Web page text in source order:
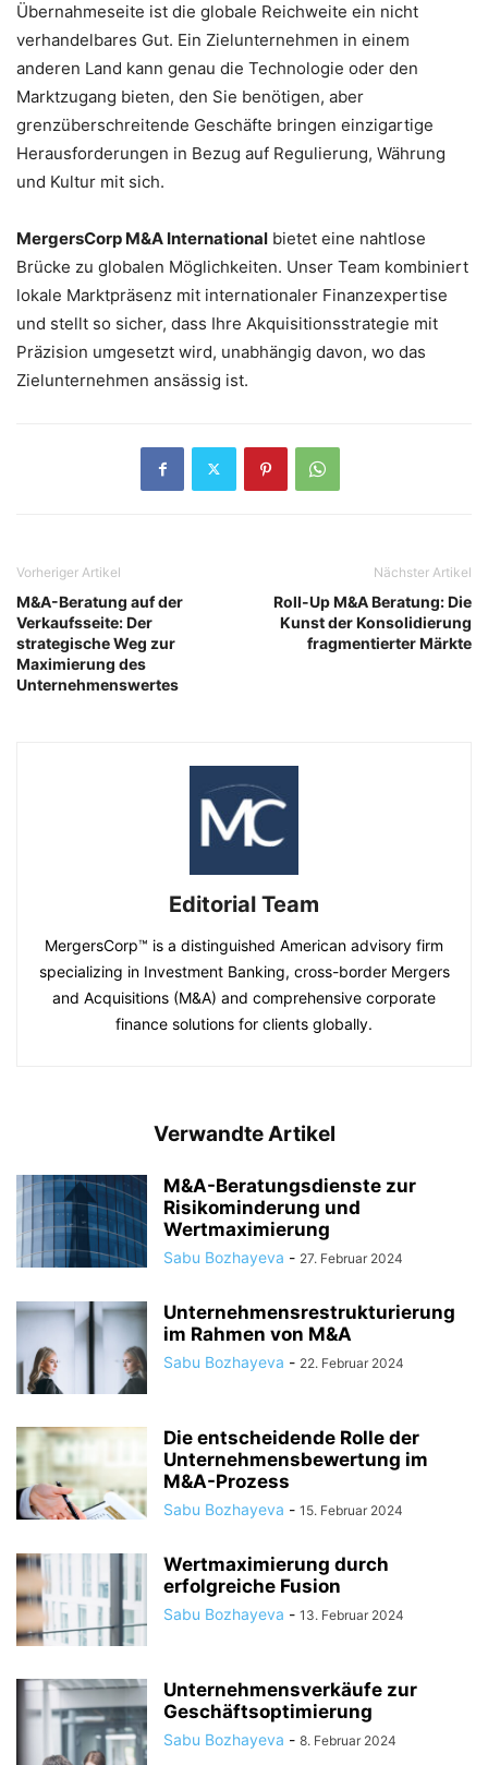
Übernahmeseite ist die globale Reichweite ein nicht
verhandelbares Gut. Ein Zielunternehmen in einem
anderen Land kann genau die Technologie oder den
Marktzugang bieten, den Sie benötigen, aber
grenzüberschreitende Geschäfte bringen einzigartige
Herausforderungen in Bezug auf Regulierung, Währung
und Kultur mit sich.
MergersCorp M&A International bietet eine nahtlose
Brücke zu globalen Möglichkeiten. Unser Team kombiniert
lokale Marktpräsenz mit internationaler Finanzexpertise
und stellt so sicher, dass Ihre Akquisitionsstrategie mit
Präzision umgesetzt wird, unabhängig davon, wo das
Zielunternehmen ansässig ist.
Vorheriger Artikel
M&A-Beratung auf der
Verkaufsseite: Der
strategische Weg zur
Maximierung des
Unternehmenswertes
Nächster Artikel
Roll-Up M&A Beratung: Die
Kunst der Konsolidierung
fragmentierter Märkte
Editorial Team
MergersCorp™ is a distinguished American advisory firm
specializing in Investment Banking, cross-border Mergers
and Acquisitions (M&A) and comprehensive corporate
finance solutions for clients globally.
Verwandte Artikel
M&A-Beratungsdienste zur
Risikominderung und
Wertmaximierung
Sabu Bozhayeva - 27. Februar 2024
Unternehmensrestrukturierung
im Rahmen von M&A
Sabu Bozhayeva - 22. Februar 2024
Die entscheidende Rolle der
Unternehmensbewertung im
M&A-Prozess
Sabu Bozhayeva - 15. Februar 2024
Wertmaximierung durch
erfolgreiche Fusion
Sabu Bozhayeva - 13. Februar 2024
Unternehmensverkäufe zur
Geschäftsoptimierung
Sabu Bozhayeva - 8. Februar 2024